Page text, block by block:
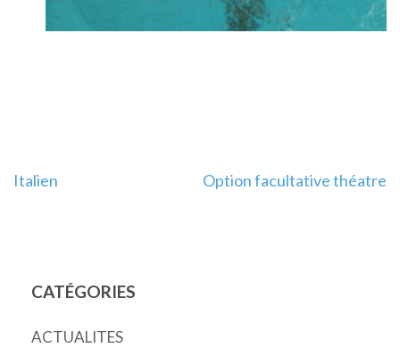
Navigation
Italien Option facultative théatre
CATÉGORIES
ACTUALITES